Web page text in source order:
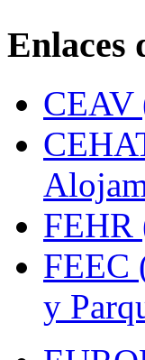
Enlaces
CEAV
FEHR
FEEC
y